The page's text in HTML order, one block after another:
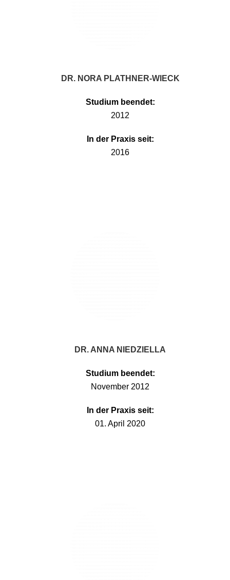
DR. NORA PLATHNER-WIECK
Studium beendet:
2012
In der Praxis seit:
2016
DR. ANNA NIEDZIELLA
Studium beendet:
November 2012
In der Praxis seit:
01. April 2020